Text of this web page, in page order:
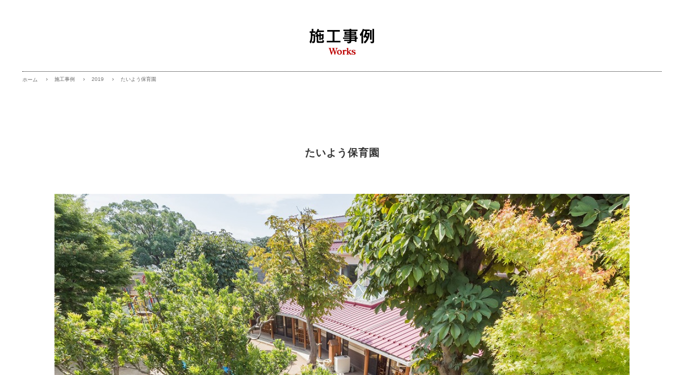
ホーム 施工事例 2019 たいよう保育園
たいよう保育園